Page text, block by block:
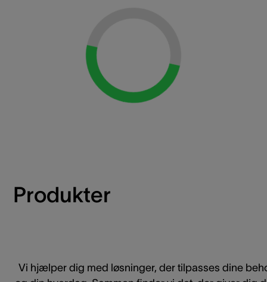
Produkter
Vi hjælper dig med løsninger, der tilpasses dine